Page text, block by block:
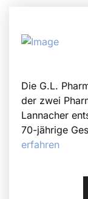
Die G.L.
der zwei
Lannacher
70-jährige
erfahren